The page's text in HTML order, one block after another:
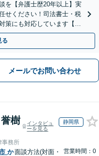
を【弁護士歴20年以上】実
せください！司法書士・税
策にも対応しています【夜
る
メールでお問い合わせ
樹
インタビュ
ーを見る
静岡県
事務所
か面談方法(対面・
営業時間：0